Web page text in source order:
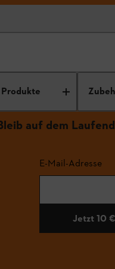
Produkte
auf dem
E-Mail-Adresse
Jetzt 10